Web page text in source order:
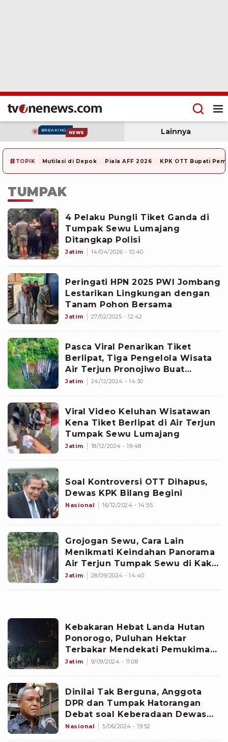
BREAKING NEWS Lainnya
# TOPIK Mutilasi di Depok Piala AFF 2026 KPK OTT Bupati
TUMPAK
4 Pelaku Pungli Tiket Ganda di
Tumpak Sewu Lumajang
Ditangkap Polisi
Jatim 14/04/2026 - 10:40
Peringati HPN 2025 PWI Jombang
Lestarikan Lingkungan dengan
Tanam Pohon Bersama
Jatim 27/02/2025 - 12:42
Pasca Viral Penarikan Tiket
Berlipat, Tiga Pengelola Wisata
Air Terjun Pronojiwo Buat
Kesepakatan, Ini Hasilnya
Jatim 24/12/2024 - 14:30
Viral Video Keluhan Wisatawan
Kena Tiket Berlipat di Air Terjun
Tumpak Sewu Lumajang
Jatim 18/12/2024 - 19:48
Soal Kontroversi OTT Dihapus,
Dewas KPK Bilang Begini
Nasional 16/12/2024 - 14:55
Grojogan Sewu, Cara Lain
Menikmati Keindahan Panorama
Air Terjun Tumpak Sewu di Kaki
Gunung Semeru
Jatim 28/09/2024 - 14:40
Kebakaran Hebat Landa Hutan
Ponorogo, Puluhan Hektar
Terbakar Mendekati Pemukiman
Warga
Jatim 9/09/2024 - 11:08
Dinilai Tak Berguna, Anggota
DPR dan Tumpak Hatorangan
Debat soal Keberadaan Dewas
KPK
Nasional 5/06/2024 - 19:52